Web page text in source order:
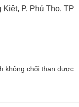
P. Phú Thọ, TP
không chổi than được